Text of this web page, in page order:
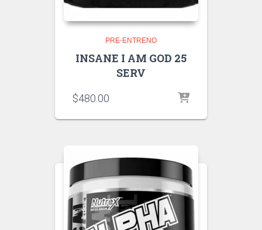
PRE-ENTRENO
INSANE I AM GOD 25
SERV
$480.00